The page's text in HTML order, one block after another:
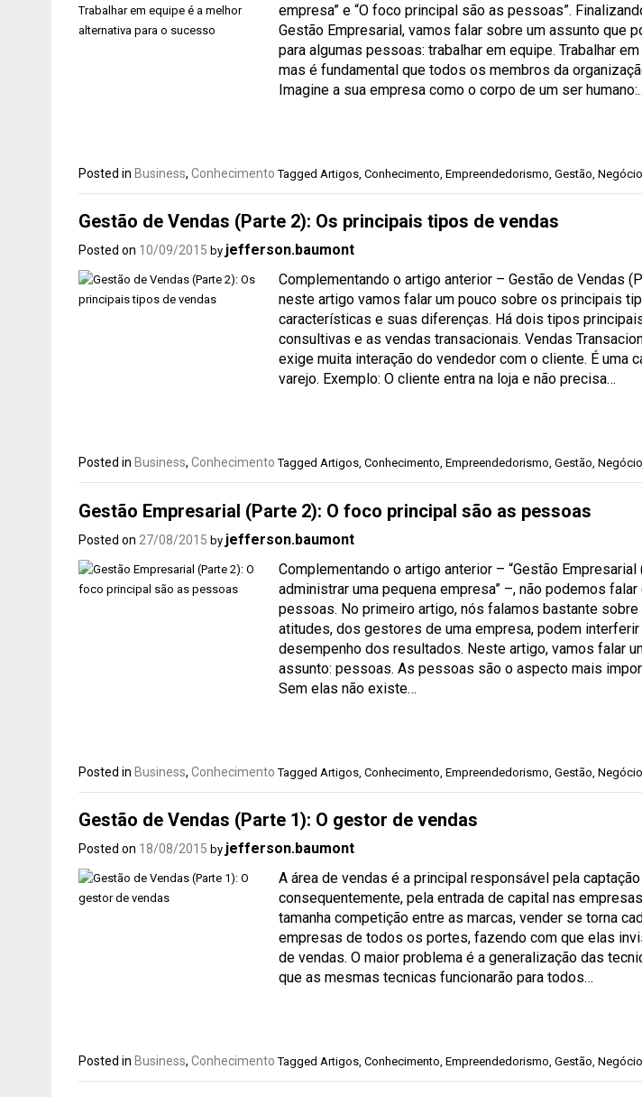
empresa” e “O foco principal são as pessoas”.
Gestão Empresarial, vamos falar sobre um assunto que
para algumas pessoas: trabalhar em equipe. Trabalhar
mas é fundamental que todos os membros da
Imagine a sua empresa como o corpo de um ser
Posted in Business, Conhecimento Tagged Artigos Conhecimento Empreendedorismo Gestão
Gestão de Vendas (Parte 2): Os principais tipos de vendas
Posted on 10/09/2015 by jefferson.baumont
Complementando o artigo anterior – Gestão de Vendas
neste artigo vamos falar um pouco sobre os principais
características e suas diferenças. Há dois tipos
consultivas e as vendas transacionais. Vendas
exige muita interação do vendedor com o cliente. É uma
varejo. Exemplo: O cliente entra na loja e não precisa…
Posted in Business, Conhecimento Tagged Artigos, Conhecimento, Empreendedorismo, Gestão,
Gestão Empresarial (Parte 2): O foco principal são as pessoas
Posted on 27/08/2015 by jefferson.baumont
Complementando o artigo anterior – “Gestão Empresarial
administrar uma pequena empresa” –, não podemos
pessoas. No primeiro artigo, nós falamos bastante
atitudes, dos gestores de uma empresa, podem
desempenho dos resultados. Neste artigo, vamos falar
assunto: pessoas. As pessoas são o aspecto mais
Sem elas não existe…
Posted in Business, Conhecimento Tagged Artigos Conhecimento Empreendedorismo Gestão
Gestão de Vendas (Parte 1): O gestor de vendas
Posted on 18/08/2015 by jefferson.baumont
A área de vendas é a principal responsável pela
consequentemente, pela entrada de capital nas
tamanha competição entre as marcas, vender se torna
empresas de todos os portes, fazendo com que elas
de vendas. O maior problema é a generalização das
que as mesmas tecnicas funcionarão para todos…
Posted in Business, Conhecimento Tagged Artigos, Conhecimento, Empreendedorismo, Gestão,